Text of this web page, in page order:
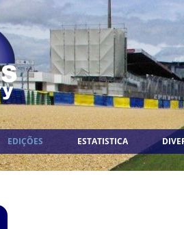
EDIÇÕES ESTATISTICA